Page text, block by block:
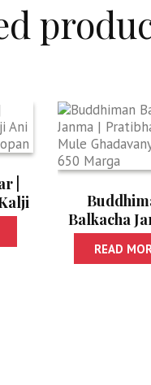
|
Balkacha
Pratibhavan
READ